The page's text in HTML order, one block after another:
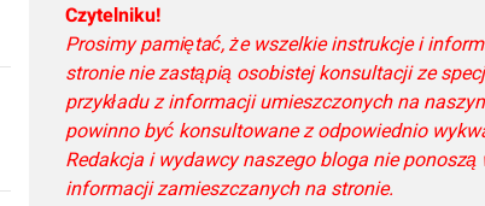
Czytelniku!
Prosimy pamiętać, że wszelkie instrukcje i
stronie nie zastąpią osobistej konsultacji ze
przykładu z informacji umieszczonych na
powinno być konsultowane z odpowiednio
Redakcja i wydawcy naszego bloga nie
informacji zamieszczanych na stronie.